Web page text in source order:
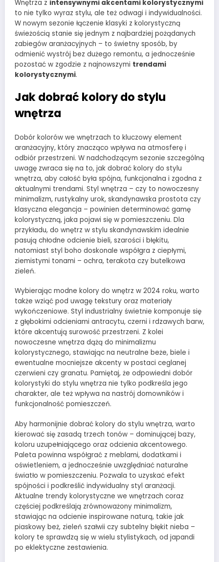
Wnętrza z intensywnymi akcentami kolorystycznymi
to nie tylko wyraz stylu, ale też odwagi i indywidualności.
W nowym sezonie łączenie klasyki z kolorystyczną
świeżością stanie się jednym z najbardziej pożądanych
zabiegów aranżacyjnych – to świetny sposób, by
odmienić wystrój bez dużego remontu, a jednocześnie
pozostać w zgodzie z najnowszymi trendami
kolorystycznymi.
Jak dobrać kolory do stylu
wnętrza
Dobór kolorów we wnętrzach to kluczowy element
aranżacyjny, który znacząco wpływa na atmosferę i
odbiór przestrzeni. W nadchodzącym sezonie szczególną
uwagę zwraca się na to, jak dobrać kolory do stylu
wnętrza, aby całość była spójna, funkcjonalna i zgodna z
aktualnymi trendami. Styl wnętrza – czy to nowoczesny
minimalizm, rustykalny urok, skandynawska prostota czy
klasyczna elegancja – powinien determinować gamę
kolorystyczną, jaka pojawi się w pomieszczeniu. Dla
przykładu, do wnętrz w stylu skandynawskim idealnie
pasują chłodne odcienie bieli, szarości i błękitu,
natomiast styl boho doskonale współgra z ciepłymi,
ziemistymi tonami – ochra, terakota czy butelkowa
zieleń.
Wybierając modne kolory do wnętrz w 2024 roku, warto
także wziąć pod uwagę tekstury oraz materiały
wykończeniowe. Styl industrialny świetnie komponuje się
z głębokimi odcieniami antracytu, czerni i rdzawych barw,
które akcentują surowość przestrzeni. Z kolei
nowoczesne wnętrza dążą do minimalizmu
kolorystycznego, stawiając na neutralne beże, biele i
ewentualne mocniejsze akcenty w postaci ceglanej
czerwieni czy granatu. Pamiętaj, że odpowiedni dobór
kolorystyki do stylu wnętrza nie tylko podkreśla jego
charakter, ale też wpływa na nastrój domowników i
funkcjonalność pomieszczeń.
Aby harmonijnie dobrać kolory do stylu wnętrza, warto
kierować się zasadą trzech tonów – dominującej bazy,
koloru uzupełniającego oraz odcienia akcentowego.
Paleta powinna współgrać z meblami, dodatkami i
oświetleniem, a jednocześnie uwzględniać naturalne
światło w pomieszczeniu. Pozwala to uzyskać efekt
spójności i podkreślić indywidualny styl aranżacji.
Aktualne trendy kolorystyczne we wnętrzach coraz
częściej podkreślają zrównoważony minimalizm,
stawiając na odcienie inspirowane naturą, takie jak
piaskowy beż, zieleń szałwii czy subtelny błękit nieba –
kolory te sprawdzą się w wielu stylistykach, od japandi
po eklektyczne zestawienia.